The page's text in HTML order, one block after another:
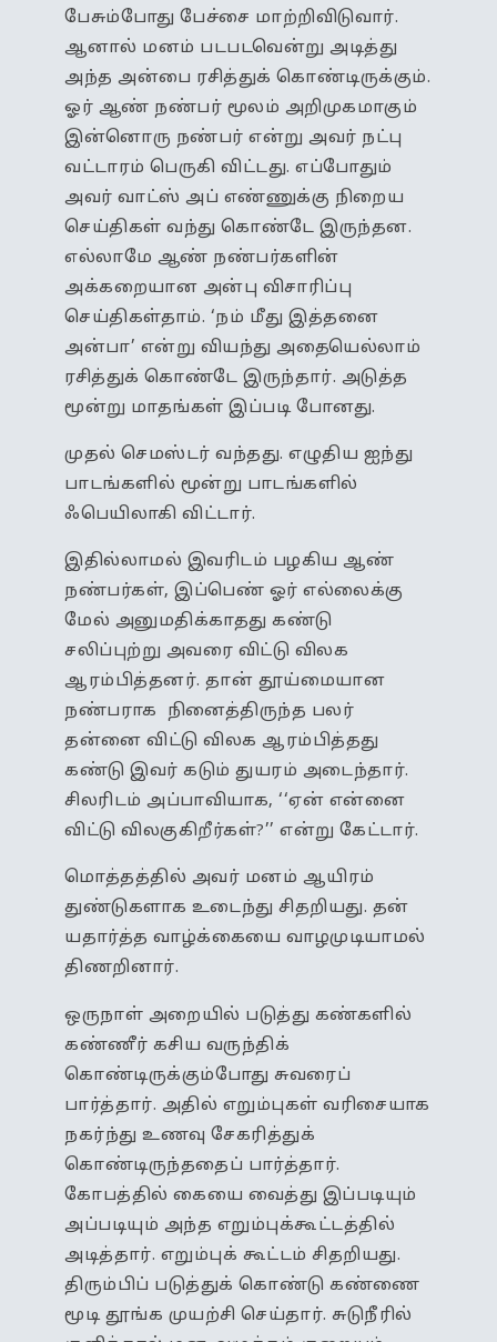
பேசும்போது பேச்சை மாற்றிவிடுவார்.
ஆனால் மனம் படபடவென்று அடித்து
அந்த அன்பை ரசித்துக் கொண்டிருக்கும்.
ஓர் ஆண் நண்பர் மூலம் அறிமுகமாகும்
இன்னொரு நண்பர் என்று அவர் நட்பு
வட்டாரம் பெருகி விட்டது. எப்போதும்
அவர் வாட்ஸ் அப் எண்ணுக்கு நிறைய
செய்திகள் வந்து கொண்டே இருந்தன.
எல்லாமே ஆண் நண்பர்களின்
அக்கறையான அன்பு விசாரிப்பு
செய்திகள்தாம். ‘நம் மீது இத்தனை
அன்பா’ என்று வியந்து அதையெல்லாம்
ரசித்துக் கொண்டே இருந்தார். அடுத்த
மூன்று மாதங்கள் இப்படி போனது.
முதல் செமஸ்டர் வந்தது. எழுதிய ஐந்து
பாடங்களில் மூன்று பாடங்களில்
ஃபெயிலாகி விட்டார்.
இதில்லாமல் இவரிடம் பழகிய ஆண்
நண்பர்கள், இப்பெண் ஓர் எல்லைக்கு
மேல் அனுமதிக்காதது கண்டு
சலிப்புற்று அவரை விட்டு விலக
ஆரம்பித்தனர். தான் தூய்மையான
நண்பராக நினைத்திருந்த பலர்
தன்னை விட்டு விலக ஆரம்பித்தது
கண்டு இவர் கடும் துயரம் அடைந்தார்.
சிலரிடம் அப்பாவியாக, ‘‘ஏன் என்னை
விட்டு விலகுகிறீர்கள்?’’ என்று கேட்டார்.
மொத்தத்தில் அவர் மனம் ஆயிரம்
துண்டுகளாக உடைந்து சிதறியது. தன்
யதார்த்த வாழ்க்கையை வாழமுடியாமல்
திணறினார்.
ஒருநாள் அறையில் படுத்து கண்களில்
கண்ணீர் கசிய வருந்திக்
கொண்டிருக்கும்போது சுவரைப்
பார்த்தார். அதில் எறும்புகள் வரிசையாக
நகர்ந்து உணவு சேகரித்துக்
கொண்டிருந்ததைப் பார்த்தார்.
கோபத்தில் கையை வைத்து இப்படியும்
அப்படியும் அந்த எறும்புக்கூட்டத்தில்
அடித்தார். எறும்புக் கூட்டம் சிதறியது.
திரும்பிப் படுத்துக் கொண்டு கண்ணை
மூடி தூங்க முயற்சி செய்தார். சுடுநீரில்